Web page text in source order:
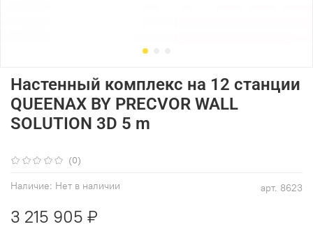
(0)
арт. 8623
Наличие: Нет в наличии
Настенный комплекс на 12 станции
QUEENAX BY PRECVOR WALL
SOLUTION 3D 5 m
3 215 905 ₽